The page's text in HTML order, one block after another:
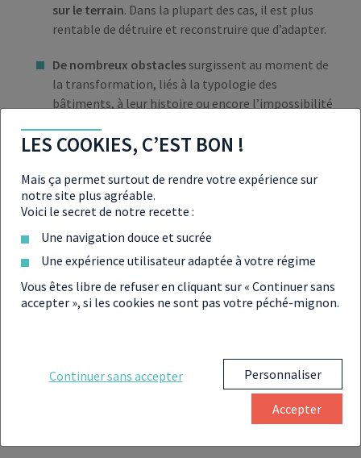
sur le terrain. Dans la plupart des cas, il est plus
rentable de détruire et reconstruire que d’adapter.
De nombreux obstaclessurgissent au moment de
la transformation, liés à la typologie des
bâtiments, à leur histoire ou encore l’impossibilité
logements. Autre problème majeur,
réglementation non-adaptée
pratique. En effet, le droit de la construction et les
demandes de permis de construire ne permettent
pas de modifier la destination des bâtiments.
Face à ces nombreux problèmes,
l’État a modifié la
des bureaux en logements. Il va même plus loin en
mettant en place le principe de réversibilité dans la
est une notion qui,
progressivement, s’installe dans le monde de la
construction. De nombreux projets voient le jour
LES COOKIES, C’EST BON !
Mais ça permet surtout de rendre votre expérience sur
notre site plus agréable.
Voici le secret de notre recette :
Une navigation douce et sucrée
Une expérience utilisateur adaptée à votre régime
Vous êtes libre de refuser en cliquant sur « Continuer sans
accepter », si les cookies ne sont pas votre péché-mignon.
Continuer sans accepter Personnaliser
Accepter